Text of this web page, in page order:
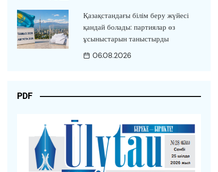
Қазақстандағы білім беру жүйесі
қандай болады: партиялар өз
ұсыныстарын таныстырды
06.08.2026
PDF